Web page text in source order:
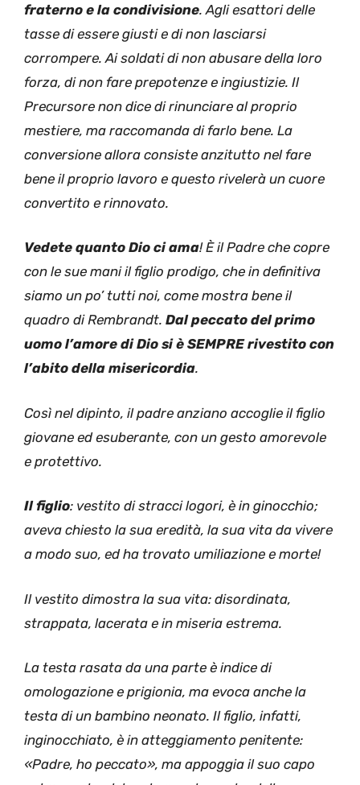
fraterno e la condivisione. Agli esattori delle
tasse di essere giusti e di non lasciarsi
corrompere. Ai soldati di non abusare della loro
forza, di non fare prepotenze e ingiustizie. Il
Precursore non dice di rinunciare al proprio
mestiere, ma raccomanda di farlo bene. La
conversione allora consiste anzitutto nel fare
bene il proprio lavoro e questo rivelerà un cuore
convertito e rinnovato.
Vedete quanto Dio ci ama! È il Padre che copre
con le sue mani il figlio prodigo, che in definitiva
siamo un po’ tutti noi, come mostra bene il
quadro di Rembrandt. Dal peccato del primo
uomo l’amore di Dio si è SEMPRE rivestito con
l’abito della misericordia.
Così nel dipinto, il padre anziano accoglie il figlio
giovane ed esuberante, con un gesto amorevole
e protettivo.
Il figlio: vestito di stracci logori, è in ginocchio;
aveva chiesto la sua eredità, la sua vita da vivere
a modo suo, ed ha trovato umiliazione e morte!
Il vestito dimostra la sua vita: disordinata,
strappata, lacerata e in miseria estrema.
La testa rasata da una parte è indice di
omologazione e prigionia, ma evoca anche la
testa di un bambino neonato. Il figlio, infatti,
inginocchiato, è in atteggiamento penitente:
«Padre, ho peccato», ma appoggia il suo capo